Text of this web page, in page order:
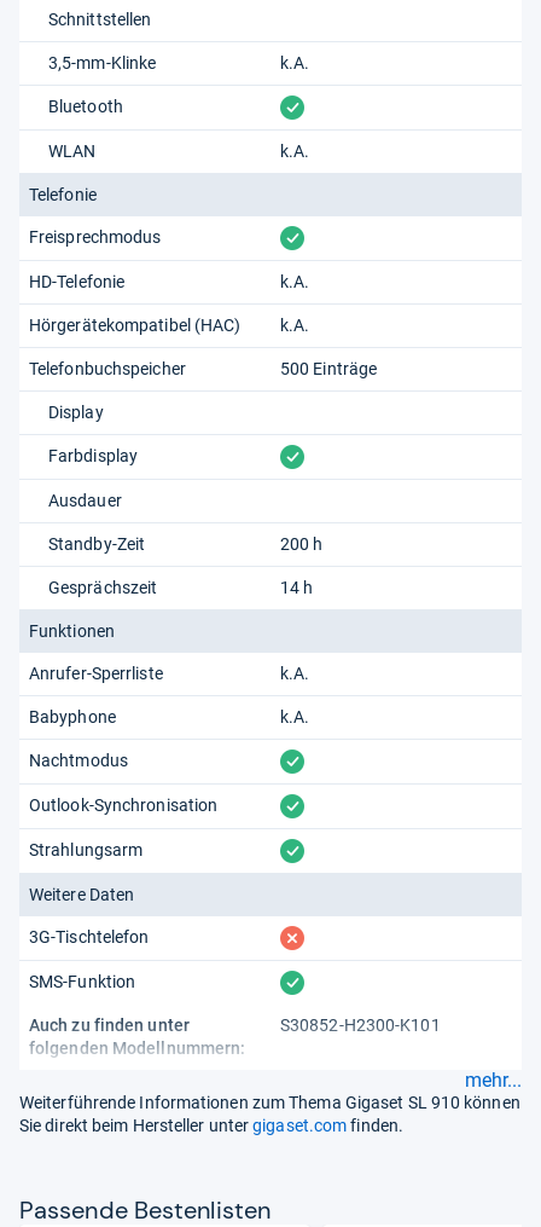
Schnittstellen
3,5-mm-Klinke k.A.
Bluetooth vorhanden
WLAN k.A.
Telefonie
Freisprechmodus vorhanden
HD-Telefonie k.A.
Hörgerätekompatibel (HAC) k.A.
Telefonbuchspeicher 500 Einträge
Display
Farbdisplay vorhanden
Ausdauer
Standby-Zeit 200 h
Gesprächszeit 14 h
Funktionen
Anrufer-Sperrliste k.A.
Babyphone k.A.
Nachtmodus vorhanden
Outlook-Synchronisation vorhanden
Strahlungsarm vorhanden
Weitere Daten
3G-Tischtelefon fehlt
SMS-Funktion vorhanden
Auch zu finden unter
folgenden Modellnummern:
S30852-H2300-K101
mehr...
Weiterführende Informationen zum Thema Gigaset SL 910 können
Sie direkt beim Hersteller untergigaset.comfinden.
Pas­sende Bes­ten­lis­ten